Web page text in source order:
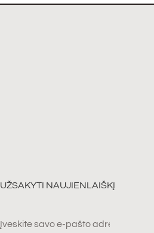
UŽSAKYTI NAUJIENLAIŠKĮ